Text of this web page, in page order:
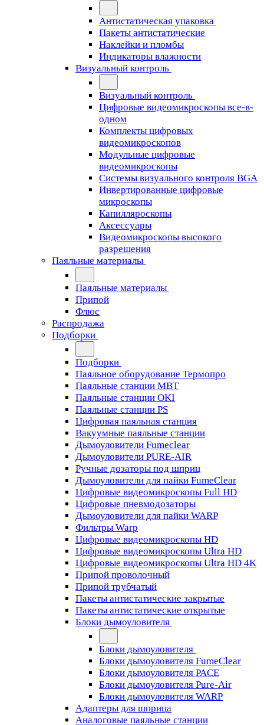
Антистатическая упаковка
Пакеты антистатические
Наклейки и пломбы
Индикаторы влажности
Визуальный контроль
Визуальный контроль
Цифровые видеомикроскопы все-в-
одном
Комплекты цифровых
видеомикроскопов
Модульные цифровые
видеомикроскопы
Cистемы визуального контроля BGA
Инвертированные цифровые
микроскопы
Капилляроскопы
Аксессуары
Видеомикроскопы высокого
разрешения
Паяльные материалы
Паяльные материалы
Припой
Флюс
Распродажа
Подборки
Подборки
Паяльное оборудование Термопро
Паяльные станции MBT
Паяльные станции OKI
Паяльные станции PS
Цифровая паяльная станция
Вакуумные паяльные станции
Дымоуловители Fumeclear
Дымоуловители PURE-AIR
Ручные дозаторы под шприц
Дымоуловители для пайки FumeClear
Цифровые видеомикроскопы Full HD
Цифровые пневмодозаторы
Дымоуловители для пайки WARP
Фильтры Warp
Цифровые видеомикроскопы HD
Цифровые видеомикроскопы Ultra HD
Цифровые видеомикроскопы Ultra HD 4K
Припой проволочный
Припой трубчатый
Пакеты антистатические закрытые
Пакеты антистатические открытые
Блоки дымоуловителя
Блоки дымоуловителя
Блоки дымоуловителя FumeClear
Блоки дымоуловителя PACE
Блоки дымоуловителя Pure-Air
Блоки дымоуловителя WARP
Адаптеры для шприца
Аналоговые паяльные станции